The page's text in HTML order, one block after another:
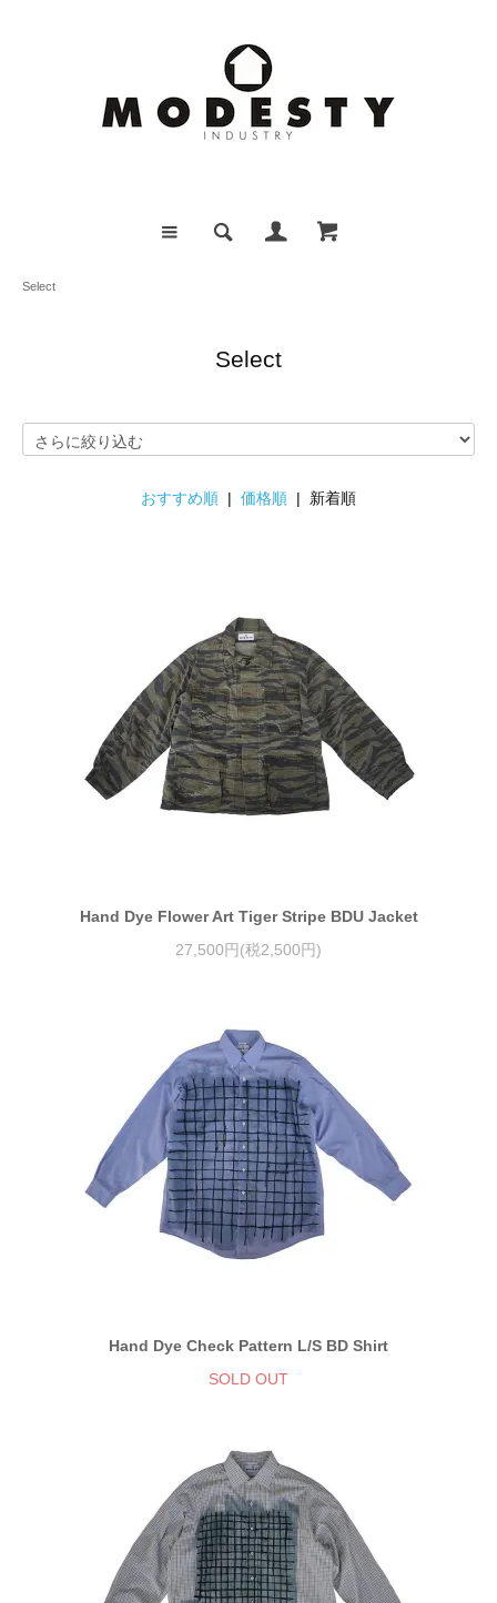
Select
Select
おすすめ順 | 価格順 | 新着順
Hand Dye Flower Art Tiger Stripe BDU Jacket
27,500円(税2,500円)
Hand Dye Check Pattern L/S BD Shirt
SOLD OUT